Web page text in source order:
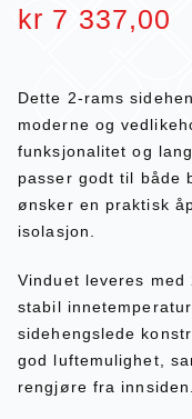
kr 7 337,00
Dette 2-rams
moderne og
funksjonalitet og
passer godt til både
ønsker en praktisk
isolasjon.
Vinduet leveres
stabil
sidehengslede
god luftemulighet,
rengjøre fra innsiden.